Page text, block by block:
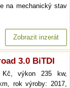
na mechanický stav
Zobrazit inzerát
3.0 BiTDI
výkon 235 kw,
rok výroby: 2017,